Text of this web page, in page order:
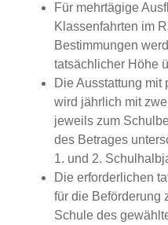
Für mehrtägige
Klassenfahrten im
Bestimmungen
tatsächlicher Höhe
Die Ausstattung
wird jährlich mit
jeweils zum
des Betrages
1. und 2.
Die erforderlichen
für die Beförderung
Schule des